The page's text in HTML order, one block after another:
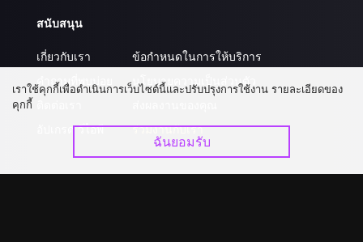
สนับสนุน
เกี่ยวกับเรา
คำถามที่พบบ่อย
อัปเกรด วีไอพี
ข้อกำหนดในการให้บริการ
นโยบายความเป็นส่วนตัว
ร่วมงานกับเรา
เราใช้คุกกี้เพื่อดำเนินการเว็บไซต์นี้และปรับปรุงการใช้งาน รายละเอียดของ
คุกกี้
ฉันยอมรับ